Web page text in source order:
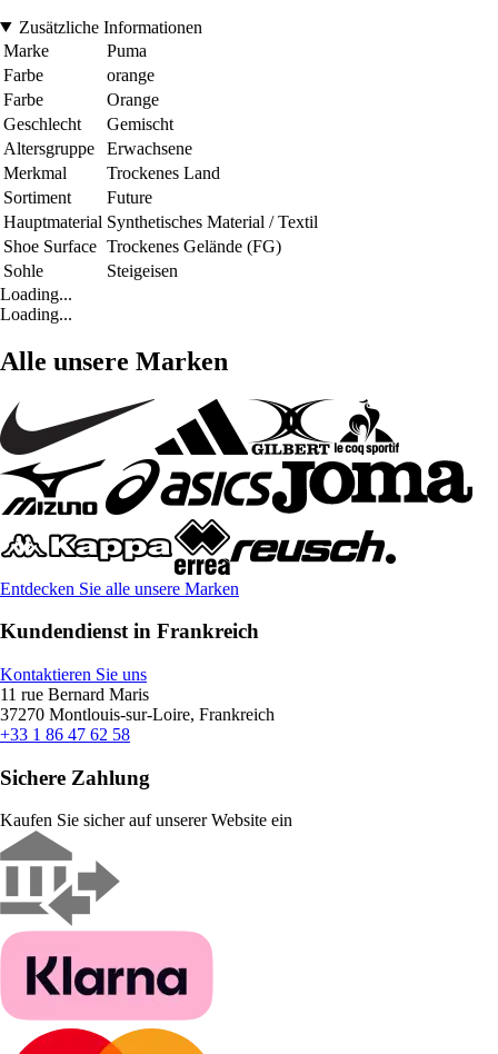
Zusätzliche Informationen
Marke
Puma
Farbe
orange
Farbe
Orange
Geschlecht
Gemischt
Altersgruppe
Erwachsene
Merkmal
Trockenes Land
Sortiment
Future
Hauptmaterial Synthetisches Material / Textil
Shoe Surface Trockenes Gelände (FG)
Sohle
Steigeisen
Loading...
Loading...
Alle unsere Marken
Entdecken Sie alle unsere Marken
Kundendienst in Frankreich
Kontaktieren Sie uns
11 rue Bernard Maris
37270 Montlouis-sur-Loire, Frankreich
+33 1 86 47 62 58
Sichere Zahlung
Kaufen Sie sicher auf unserer Website ein